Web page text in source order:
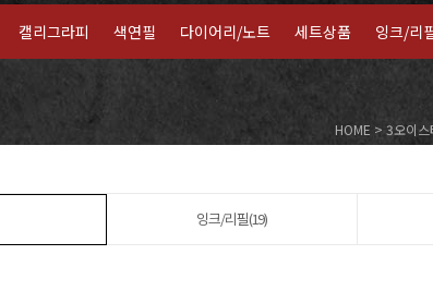
캘리그라피 색연필 다이어리/노트 세트상품 잉크/리
HOME > 3오이스
잉크/리필(19)